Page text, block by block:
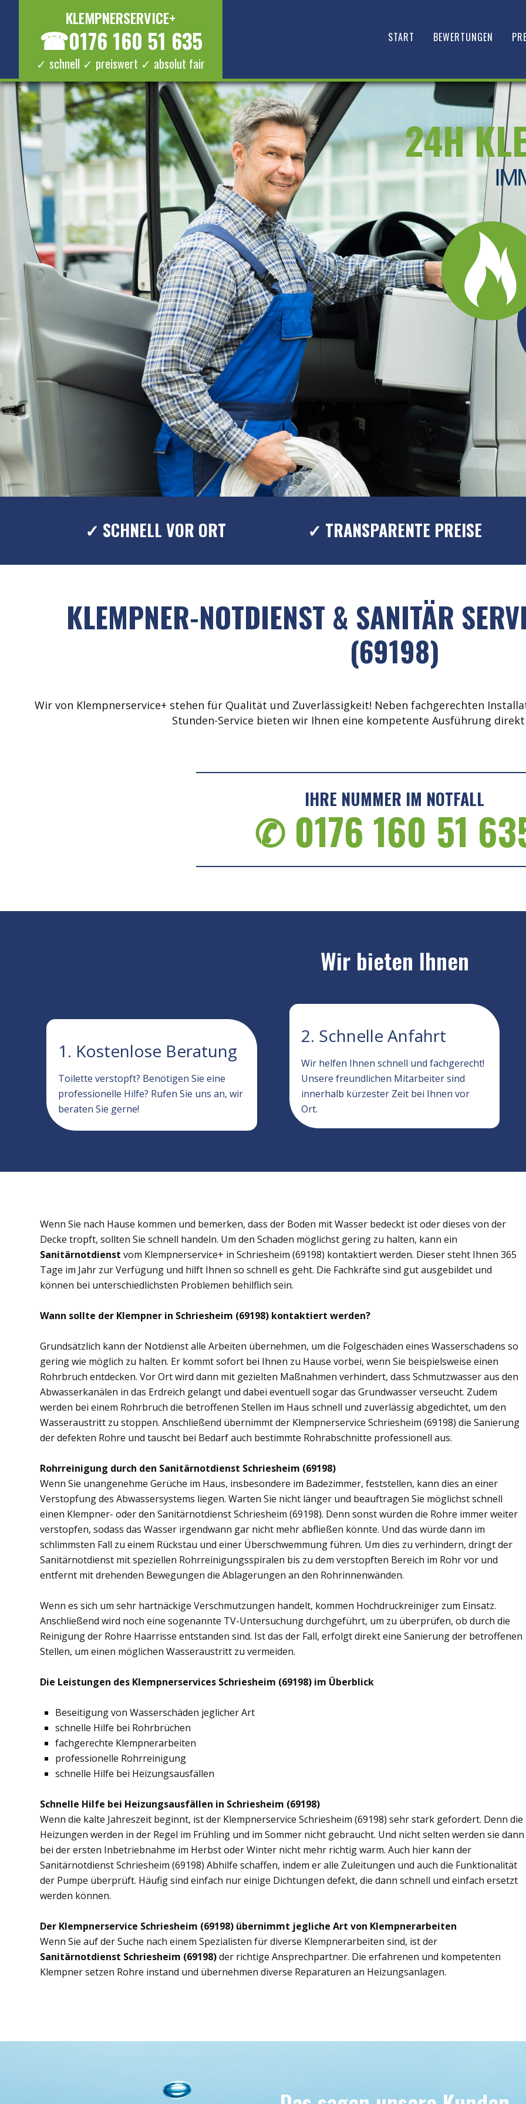
KLEMPNERSERVICE+
☎0176 160 51 635
✓ schnell ✓ preiswert ✓ absolut fair
START BEWERTUNGEN
24H
✓ SCHNELL VOR ORT ✓ TRANSPARENTE PREISE
KLEMPNER-NOTDIENST & SANITÄR
(69198)
Wir von Klempnerservice+ stehen für Qualität und Zuverlässigkeit! Neben fachgerechten
Stunden-Service bieten wir Ihnen eine kompetente Ausführung
IHRE NUMMER IM NOTFALL
✆ 0176 160 51
Wir bieten Ihnen
1. Kostenlose Beratung
Toilette verstopft? Benötigen Sie eine
professionelle Hilfe? Rufen Sie uns an, wir
beraten Sie gerne!
2. Schnelle Anfahrt
Wir helfen Ihnen schnell und fachgerecht!
Unsere freundlichen Mitarbeiter sind
innerhalb kürzester Zeit bei Ihnen vor
Ort.
Wenn Sie nach Hause kommen und bemerken, dass der Boden mit Wasser bedeckt ist oder dieses von der
Decke tropft, sollten Sie schnell handeln. Um den Schaden möglichst gering zu halten, kann ein
Sanitärnotdienst vom Klempnerservice+ in Schriesheim (69198) kontaktiert werden. Dieser steht Ihnen 365
Tage im Jahr zur Verfügung und hilft Ihnen so schnell es geht. Die Fachkräfte sind gut ausgebildet und
können bei unterschiedlichsten Problemen behilflich sein.
Wann sollte der Klempner in Schriesheim (69198) kontaktiert werden?
Grundsätzlich kann der Notdienst alle Arbeiten übernehmen, um die Folgeschäden eines Wasserschadens so
gering wie möglich zu halten. Er kommt sofort bei Ihnen zu Hause vorbei, wenn Sie beispielsweise einen
Rohrbruch entdecken. Vor Ort wird dann mit gezielten Maßnahmen verhindert, dass Schmutzwasser aus den
Abwasserkanälen in das Erdreich gelangt und dabei eventuell sogar das Grundwasser verseucht. Zudem
werden bei einem Rohrbruch die betroffenen Stellen im Haus schnell und zuverlässig abgedichtet, um den
Wasseraustritt zu stoppen. Anschließend übernimmt der Klempnerservice Schriesheim (69198) die Sanierung
der defekten Rohre und tauscht bei Bedarf auch bestimmte Rohrabschnitte professionell aus.
Rohrreinigung durch den Sanitärnotdienst Schriesheim (69198)
Wenn Sie unangenehme Gerüche im Haus, insbesondere im Badezimmer, feststellen, kann dies an einer
Verstopfung des Abwassersystems liegen. Warten Sie nicht länger und beauftragen Sie möglichst schnell
einen Klempner- oder den Sanitärnotdienst Schriesheim (69198). Denn sonst würden die Rohre immer weiter
verstopfen, sodass das Wasser irgendwann gar nicht mehr abfließen könnte. Und das würde dann im
schlimmsten Fall zu einem Rückstau und einer Überschwemmung führen. Um dies zu verhindern, dringt der
Sanitärnotdienst mit speziellen Rohrreinigungsspiralen bis zu dem verstopften Bereich im Rohr vor und
entfernt mit drehenden Bewegungen die Ablagerungen an den Rohrinnenwänden.
Wenn es sich um sehr hartnäckige Verschmutzungen handelt, kommen Hochdruckreiniger zum Einsatz.
Anschließend wird noch eine sogenannte TV-Untersuchung durchgeführt, um zu überprüfen, ob durch die
Reinigung der Rohre Haarrisse entstanden sind. Ist das der Fall, erfolgt direkt eine Sanierung der betroffenen
Stellen, um einen möglichen Wasseraustritt zu vermeiden.
Die Leistungen des Klempnerservices Schriesheim (69198) im Überblick
Beseitigung von Wasserschäden jeglicher Art
schnelle Hilfe bei Rohrbrüchen
fachgerechte Klempnerarbeiten
professionelle Rohrreinigung
schnelle Hilfe bei Heizungsausfällen
Schnelle Hilfe bei Heizungsausfällen in Schriesheim (69198)
Wenn die kalte Jahreszeit beginnt, ist der Klempnerservice Schriesheim (69198) sehr stark gefordert. Denn die
Heizungen werden in der Regel im Frühling und im Sommer nicht gebraucht. Und nicht selten werden sie dann
bei der ersten Inbetriebnahme im Herbst oder Winter nicht mehr richtig warm. Auch hier kann der
Sanitärnotdienst Schriesheim (69198) Abhilfe schaffen, indem er alle Zuleitungen und auch die Funktionalität
der Pumpe überprüft. Häufig sind einfach nur einige Dichtungen defekt, die dann schnell und einfach ersetzt
werden können.
Der Klempnerservice Schriesheim (69198) übernimmt jegliche Art von Klempnerarbeiten
Wenn Sie auf der Suche nach einem Spezialisten für diverse Klempnerarbeiten sind, ist der
Sanitärnotdienst Schriesheim (69198)der richtige Ansprechpartner. Die erfahrenen und kompetenten
Klempner setzen Rohre instand und übernehmen diverse Reparaturen an Heizungsanlagen.